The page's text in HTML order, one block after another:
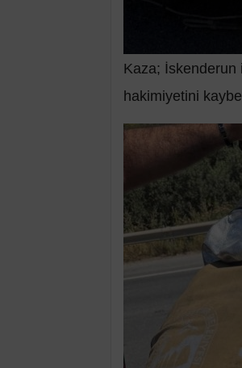
Kaza; İskenderun
hakimiyetini